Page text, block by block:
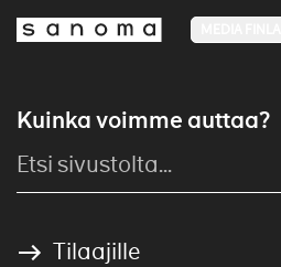
Kuinka voimme auttaa?
Tilaajille